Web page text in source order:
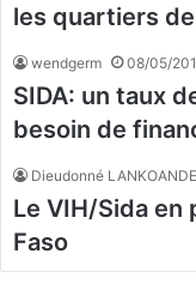
les quartiers
wendgerm 08/05/
SIDA: un taux
besoin de
Dieudonné LANKOANDE
Le VIH/Sida en
Faso